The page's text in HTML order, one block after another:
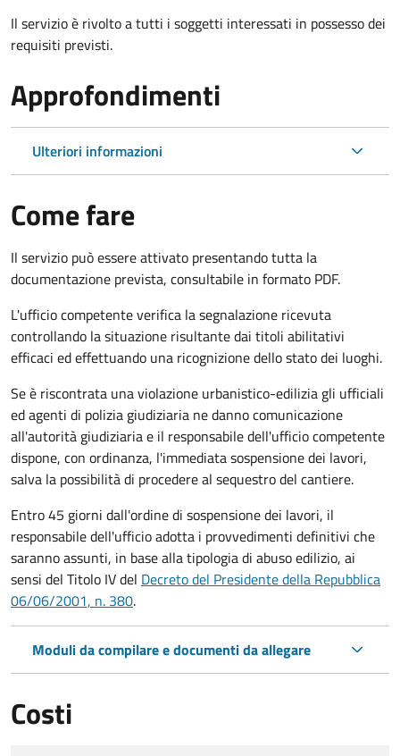
Il servizio è rivolto a tutti i soggetti interessati in possesso dei
requisiti previsti.
Approfondimenti
Ulteriori informazioni
Come fare
Il servizio può essere attivato presentando tutta la
documentazione prevista, consultabile in formato PDF.
L'ufficio competente verifica la segnalazione ricevuta
controllando la situazione risultante dai titoli abilitativi
efficaci ed effettuando una ricognizione dello stato dei luoghi.
Se è riscontrata una violazione urbanistico-edilizia gli ufficiali
ed agenti di polizia giudiziaria ne danno comunicazione
all'autorità giudiziaria e il responsabile dell'ufficio competente
dispone, con ordinanza, l'immediata sospensione dei lavori,
salva la possibilità di procedere al sequestro del cantiere.
Entro 45 giorni dall'ordine di sospensione dei lavori, il
responsabile dell'ufficio adotta i provvedimenti definitivi che
saranno assunti, in base alla tipologia di abuso edilizio, ai
sensi del Titolo IV del Decreto del Presidente della Repubblica
06/06/2001, n. 380.
Moduli da compilare e documenti da allegare
Costi